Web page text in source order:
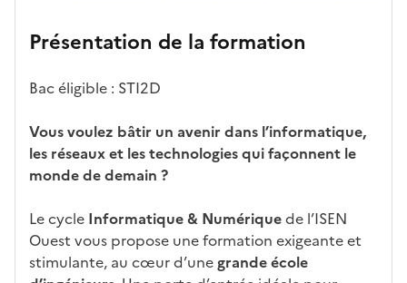
n
e
m
a
o
n
d
ses
act
tiq
ues
par
ssemen
o
s
d
a
n
di
s
s à
la
ati
on
re
uch
és
iss
em
Présentation de la formation
Bac éligible : STI2D
Vous voulez bâtir un avenir dans l’informatique,
les réseaux et les technologies qui façonnent le
monde de demain ?
Le cycle Informatique & Numériquede l’ISEN
Ouest vous propose une formation exigeante et
stimulante, au cœur d’une grande école